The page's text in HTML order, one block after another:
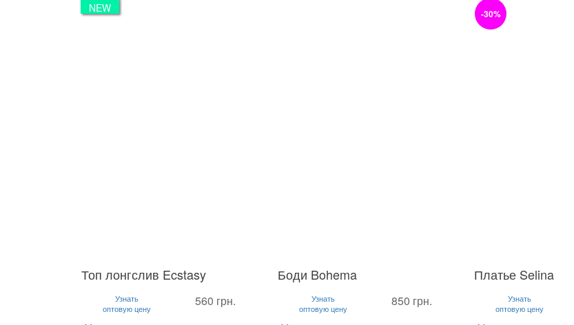
NEW
S M L
Топ лонгслив Ecstasy
Узнать
оптовую цену
560 грн.
S M L
Боди Bohema
Узнать
оптовую цену
850 грн.
-30%
S M L
Платье Selina
Узнать
оптовую цену